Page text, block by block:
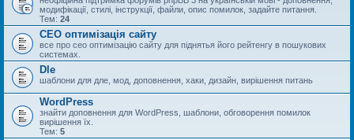
модифікації, стилі, інструкції, файли, опис помилок, задайте питання.
Тем: 24
СЕО оптимізація сайту
все про сео оптимізацію сайту для піднятья його рейтенгу в пошукових
системах.
Dle
шаблони для дле, мод, доповнення, хаки, дизайн, вирішення питань
WordPress
знайти доповнення для WordPress, шаблони, обговорення помилок
вирішення їх.
Тем: 5